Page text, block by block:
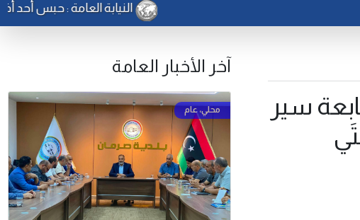
النيابة العامة : حبس أحد أفراد
سير
آخر الأخبار العامة